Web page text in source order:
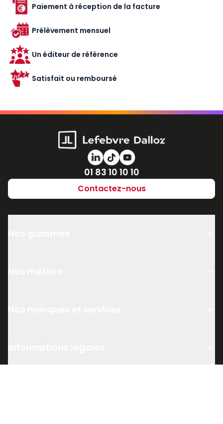
Paiement à réception de la facture
Prélèvement mensuel
Un éditeur de référence
Satisfait ou remboursé
Numéro de téléphone
01 83 10 10 10
Contactez-nous